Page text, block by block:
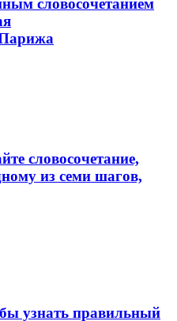
словосочетанием
Парижа
словосочетание,
из семи шагов,
узнать правильный